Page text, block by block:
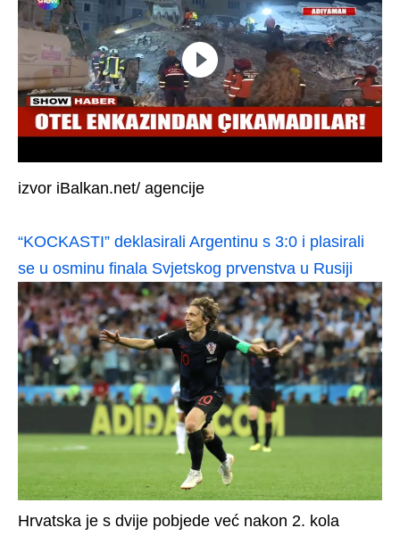
izvor iBalkan.net/ agencije
“KOCKASTI” deklasirali Argentinu s 3:0 i plasirali
se u osminu finala Svjetskog prvenstva u Rusiji
Hrvatska je s dvije pobjede već nakon 2. kola